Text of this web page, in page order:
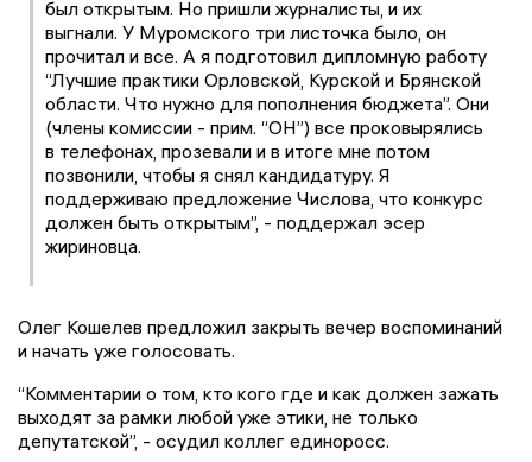
был открытым. Но пришли журналисты, и их
выгнали. У Муромского три листочка было, он
прочитал и все. А я подготовил дипломную работу
“Лучшие практики Орловской, Курской и Брянской
области. Что нужно для пополнения бюджета”. Они
(члены комиссии - прим. “ОН”) все проковырялись
в телефонах, прозевали и в итоге мне потом
позвонили, чтобы я снял кандидатуру. Я
поддерживаю предложение Числова, что конкурс
должен быть открытым”, - поддержал эсер
жириновца.
Олег Кошелев предложил закрыть вечер воспоминаний
и начать уже голосовать.
“Комментарии о том, кто кого где и как должен зажать
выходят за рамки любой уже этики, не только
депутатской”, - осудил коллег единоросс.